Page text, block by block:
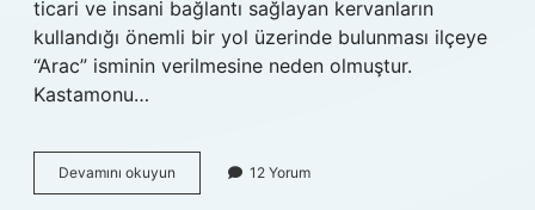
ticari ve insani bağlantı sağlayan kervanların
kullandığı önemli bir yol üzerinde bulunması ilçeye
“Arac” isminin verilmesine neden olmuştur.
Kastamonu…
Devamını okuyun Kastamonu
Araç
12 Yorum